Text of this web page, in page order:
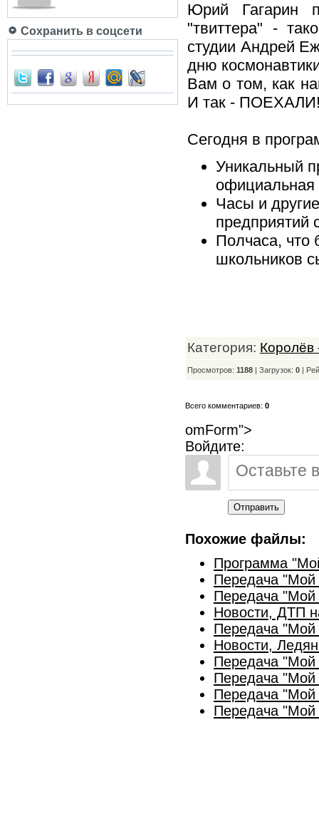
Сохранить в соцсети
Юрий Гагарин
"твиттера" -
студии Андрей
дню
Вам о том, как
И так -
Сегодня в
Уникальный
официальная
Часы и
предприятий
Полчаса, что
школьников
Категория: Королёв
Просмотров: 1188 | Загрузок: 0 |
Всего комментариев: 0
omForm">
Войдите:
Отправить
Похожие файлы:
Программа
Передача "Мой
Передача "Мой
Новости, ДТП
Передача "Мой
Новости,
Передача "Мой
Передача "Мой
Передача "Мой
Передача "Мой